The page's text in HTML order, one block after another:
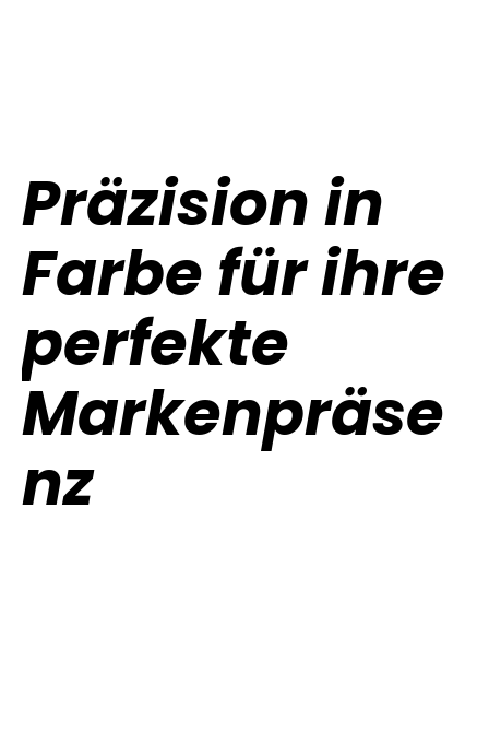
Präzision in
Farbe für ihre
perfekte
Markenpräse
nz